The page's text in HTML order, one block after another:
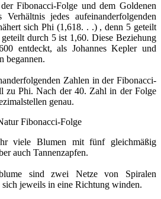
Fibonacci-Folge und dem Goldenen
jedes aufeinanderfolgenden
sich Phi (1,618. . .) , denn 5 geteilt
durch 5 ist 1,60. Diese Beziehung
entdeckt, als Johannes Kepler und
begannen.
Zahlen in der Fibonacci-
zu Phi. Nach der 40. Zahl in der Folge
genau.
viele Blumen mit fünf gleichmäßig
auch Tannenzapfen.
sind zwei Netze von Spiralen
jeweils in eine Richtung winden.